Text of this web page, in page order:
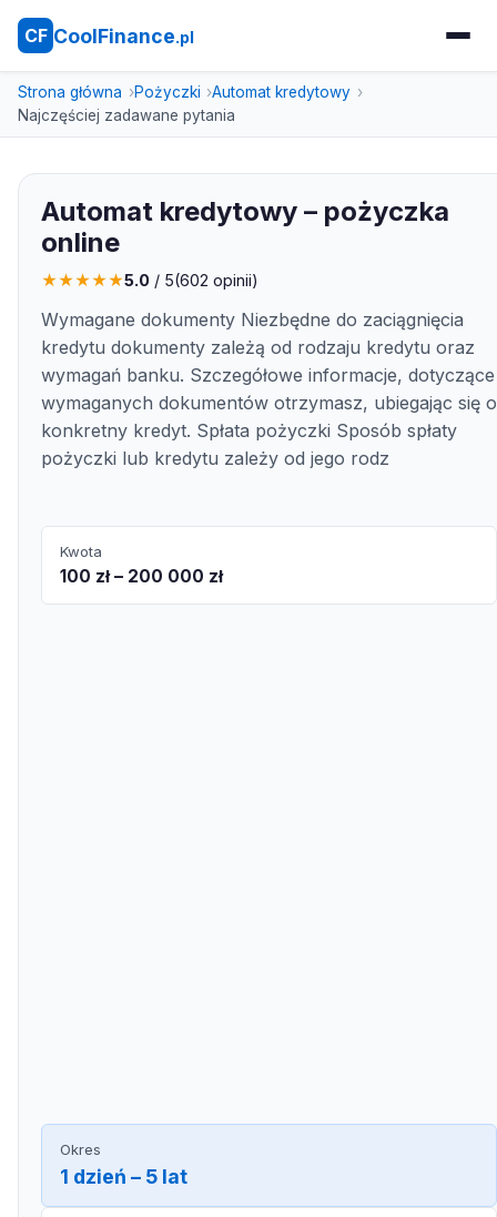
CF CoolFinance.pl
Strona główna Pożyczki
Automat kredytowy
Najczęściej zadawane pytania
Automat kredytowy – pożyczka
online
★★★★★5.0 / 5(602 opinii)
Wymagane dokumenty Niezbędne do zaciągnięcia
kredytu dokumenty zależą od rodzaju kredytu oraz
wymagań banku. Szczegółowe informacje, dotyczące
wymaganych dokumentów otrzymasz, ubiegając się o
konkretny kredyt. Spłata pożyczki Sposób spłaty
pożyczki lub kredytu zależy od jego rodz
Kwota
100 zł – 200 000 zł
Okres
1 dzień – 5 lat